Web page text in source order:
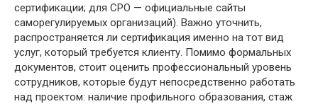
сертификации; для СРО — официальные сайты
саморегулируемых организаций). Важно уточнить,
распространяется ли сертификация именно на тот вид
услуг, который требуется клиенту. Помимо формальных
документов, стоит оценить профессиональный уровень
сотрудников, которые будут непосредственно работать
над проектом: наличие профильного образования, стаж